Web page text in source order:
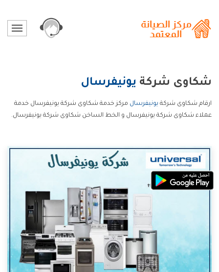
شكاوى شركة يونيفرسال
ارقام شكاوى شركة يونيفرسال مركز خدمة شكاوى شركة يونيفرسال خدمة
عملاء شكاوى شركة يونيفرسال و الخط الساخن شكاوى شركة يونيفرسال.